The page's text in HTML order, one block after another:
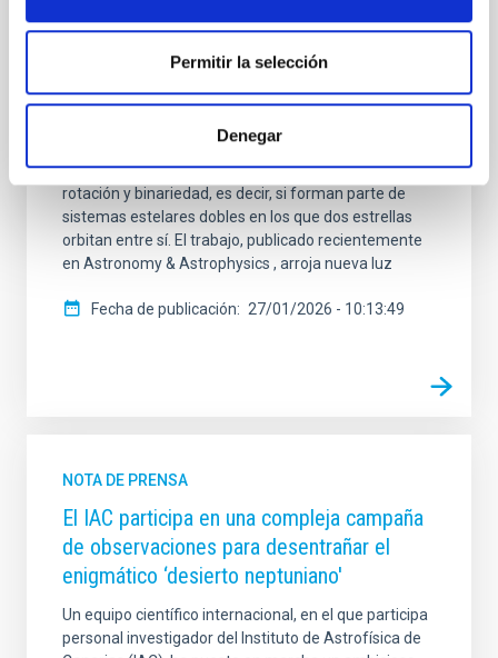
Permitir la selección
Denegar
Canarias (IAC), en colaboración con el Instituto de
Ciencias del Cosmos de la Universidad de Barcelona
Cataluña (IEEC), han llevado a cabo el mayor estudio
estrellas fugitivas masivas en la Vía Láctea,
incorporando por primera vez el análisis de su
rotación y binariedad, es decir, si forman parte de
sistemas estelares dobles en los que dos estrellas
orbitan entre sí. El trabajo, publicado recientemente
en Astronomy & Astrophysics , arroja nueva luz
Fecha de publicación 27/01/2026 - 10:13:49
NOTA DE PRENSA
El IAC participa en una compleja campaña
de observaciones para desentrañar el
enigmático ‘desierto neptuniano'
Un equipo científico internacional, en el que participa
personal investigador del Instituto de Astrofísica de